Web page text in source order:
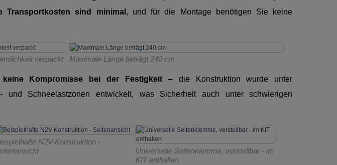
Transportkosten sind minimal , und für die Montage benötigen Sie keine
verpackt Maximale Länge beträgt 240 cm
keine Kompromisse bei der Festigkeit– die Konstruktion wurde unter
und Schneelastzonen entwickelt, was Sicherheit auch unter schwierigen
N2V-Konstruktion -
Universelle Seitenklemme, verstellbar - im
KIT enthalten